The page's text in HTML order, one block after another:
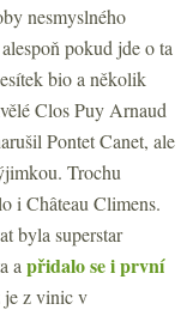
nesmyslného
pokud jde o ta
bio a několik
Clos Puy Arnaud
Pontet Canet, ale
Trochu
i Château Climens.
byla superstar
a přidalo se i první
je z vinic v